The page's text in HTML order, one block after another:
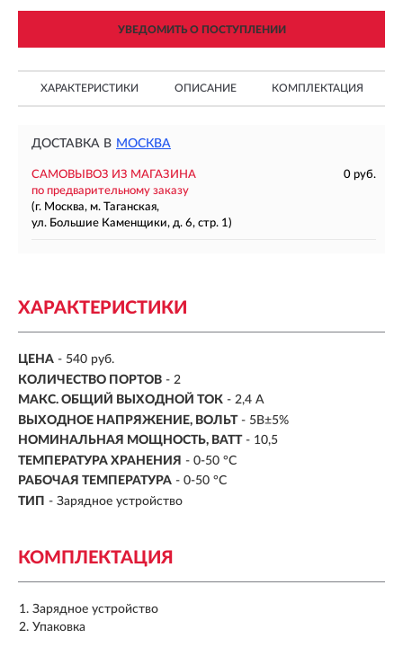
УВЕДОМИТЬ О ПОСТУПЛЕНИИ
ХАРАКТЕРИСТИКИ ОПИСАНИЕ КОМПЛЕКТАЦИЯ
ДОСТАВКА В МОСКВА
САМОВЫВОЗ ИЗ МАГАЗИНА
0 руб.
по предварительному заказу
(г. Москва, м. Таганская,
ул. Большие Каменщики, д. 6, стр. 1)
ХАРАКТЕРИСТИКИ
ЦЕНА - 540 руб.
КОЛИЧЕСТВО ПОРТОВ - 2
МАКС. ОБЩИЙ ВЫХОДНОЙ ТОК - 2,4 А
ВЫХОДНОЕ НАПРЯЖЕНИЕ, ВОЛЬТ - 5В±5%
НОМИНАЛЬНАЯ МОЩНОСТЬ, ВАТТ - 10,5
ТЕМПЕРАТУРА ХРАНЕНИЯ - 0-50 °С
РАБОЧАЯ ТЕМПЕРАТУРА - 0-50 °С
ТИП - Зарядное устройство
КОМПЛЕКТАЦИЯ
Зарядное устройство
Упаковка